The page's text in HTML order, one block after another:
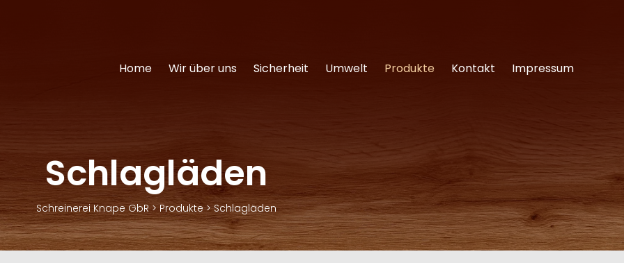
Home Wir über uns Sicherheit Umwelt Produkte Kontakt Impressum
Schlagläden
Schreinerei Knape GbR>Produkte>Schlagläden